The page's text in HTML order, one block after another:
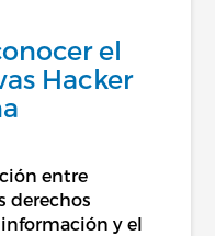
el
Hacker
entre
derechos
y el